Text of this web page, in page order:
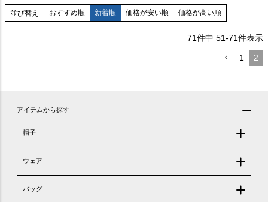
並び替え おすすめ順 新着順 価格が安い順 価格が高い順
71件中 51-71件表示
1 2
アイテムから探す
帽子
ウェア
バッグ